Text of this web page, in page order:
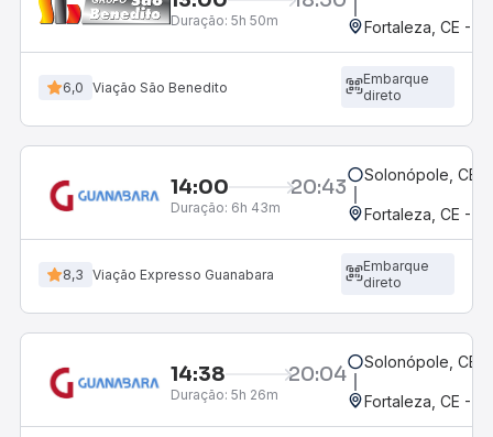
Duração: 5h 50m Fortaleza, CE -
6,0 Viação São Benedito
Embarque
direto
14:00 20:43
Duração: 6h 43m
Solonópole, CE
Fortaleza, CE -
8,3 Viação Expresso Guanabara
Embarque
direto
14:38 20:04
Duração: 5h 26m
Solonópole, CE
Fortaleza, CE -